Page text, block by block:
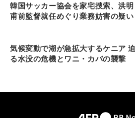
韓国サッカー協会を家宅捜索、洪明
甫前監督就任めぐり業務妨害の疑い
気候変動で湖が急拡大するケニア 迫
る水没の危機とワニ・カバの襲撃